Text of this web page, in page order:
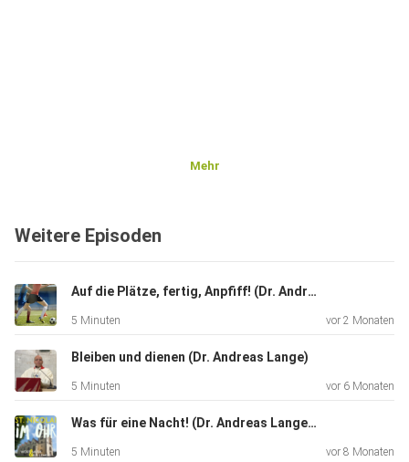
Mehr
Weitere Episoden
Auf die Plätze, fertig, Anpfiff! (Dr. Andreas Lange, Frank Schreiber)
5 Minuten vor 2 Monaten
Bleiben und dienen (Dr. Andreas Lange)
5 Minuten vor 6 Monaten
Was für eine Nacht! (Dr. Andreas Lange, Frank Schreiber, Kantorei St. Nicolai, Orchester)
5 Minuten vor 8 Monaten